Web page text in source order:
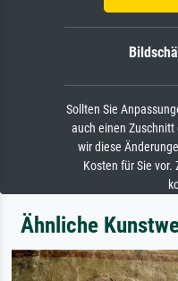
Sollten Sie
auch einen
wir diese
Kosten für Sie vor.
Ähnliche